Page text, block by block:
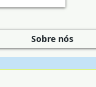
Sobre nós